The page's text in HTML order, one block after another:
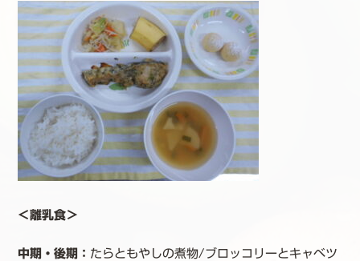
＜離乳食＞
中期・後期 ： たらともやしの煮物/ブロッコリーとキャベツ